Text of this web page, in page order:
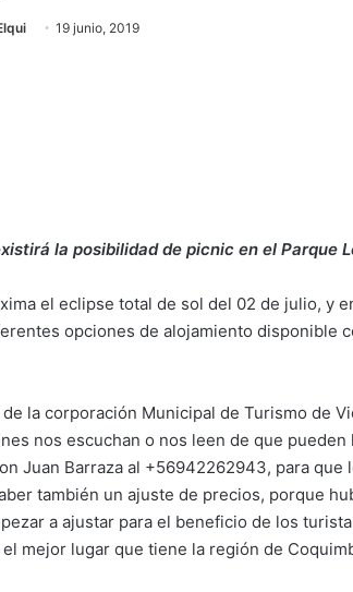
19 junio, 2019
la posibilidad de picnic en el Parque
el eclipse total de sol del 02 de julio, y
opciones de alojamiento disponible
la corporación Municipal de Turismo de
nos escuchan o nos leen de que
Juan Barraza al +56942262943, para
también un ajuste de precios, porque
a ajustar para el beneficio de los
mejor lugar que tiene la región de